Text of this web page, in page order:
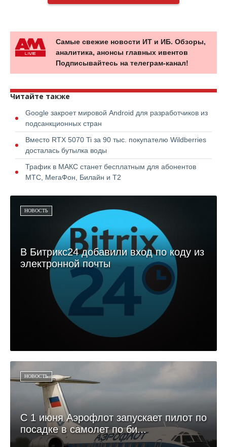
Самые свежие новости ИТ и ИБ. Обзоры,
аналитика, анонсы главных ивентов
Подписывайтесь на телеграм-канал!
Читайте также
Google закроет мировой Android для разработчиков из
подсанкционных стран
Вместо RTX 5070 Ti за 90 тыс. покупателю Wildberries
досталась бутылка воды
Трафик в МАКС станет бесплатным для абонентов
МТС, МегаФон, Билайн и Т2
НОВОСТЬ
В Битрикс24 добавили вход по коду из
электронной почты
НОВОСТЬ
С 1 июня Аэрофлот запускает пилот по
посадке в самолет по би...